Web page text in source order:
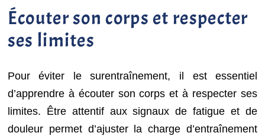
Écouter son corps et respecter
ses limites
Pour éviter le surentraînement, il est essentiel
d’apprendre à écouter son corps et à respecter ses
limites. Être attentif aux signaux de fatigue et de
douleur permet d’ajuster la charge d’entraînement